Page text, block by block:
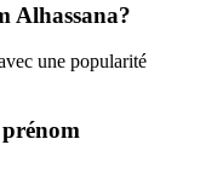
Alhassana?
une popularité